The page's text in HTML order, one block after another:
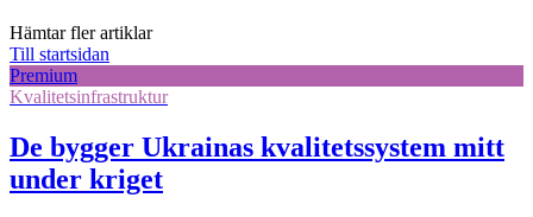
Hämtar fler artiklar
Till startsidan
Premium
Kvalitetsinfrastruktur
De bygger Ukrainas kvalitetssystem mitt
under kriget